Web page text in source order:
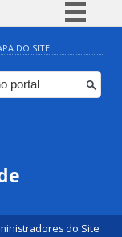
BR
Canais
DO SITE
do Site